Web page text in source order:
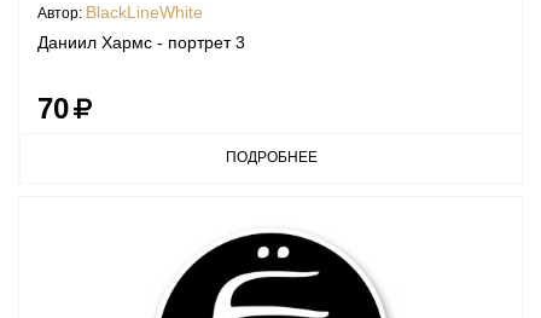
Автор: BlackLineWhite
Даниил Хармс - портрет 3
70
ПОДРОБНЕЕ